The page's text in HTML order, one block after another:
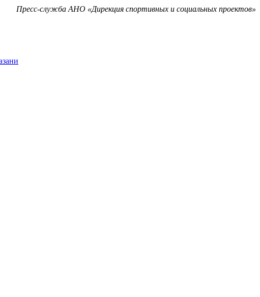
Пресс-служба АНО «Дирекция спортивных и социальных проектов»